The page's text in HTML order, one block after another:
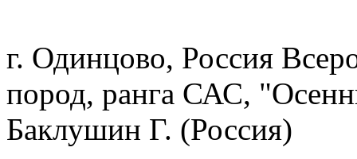
г. Одинцово, Россия
пород, ранга САС,
Баклушин Г. (Россия)